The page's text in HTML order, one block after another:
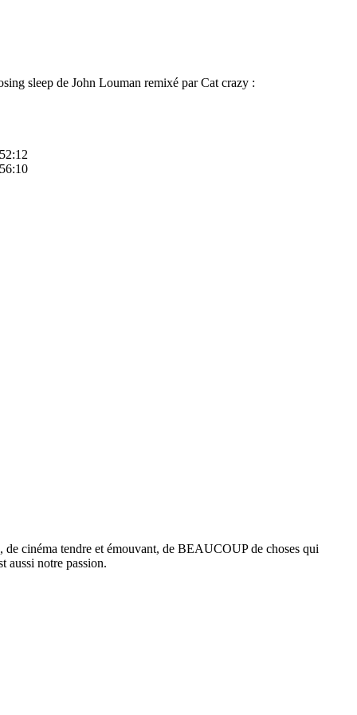
sleep de John Louman remixé par Cat crazy :
cinéma tendre et émouvant, de BEAUCOUP de choses qui
aussi notre passion.